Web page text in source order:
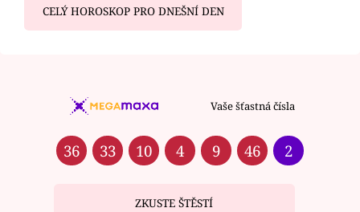
CELÝ HOROSKOP PRO DNEŠNÍ DEN
Vaše šťastná čísla
36 33 10 4 9 46 2
ZKUSTE ŠTĚSTÍ